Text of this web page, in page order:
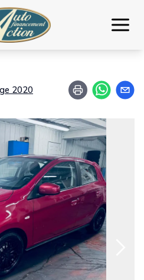
Inicio
mecánicos
2020